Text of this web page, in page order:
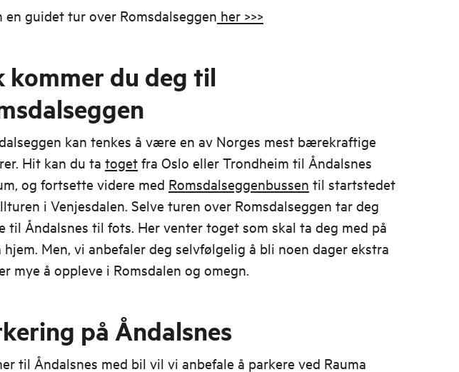
en guidet tur over Romsdalseggen her >>>
kommer du deg til
kan tenkes å være en av Norges mest bærekraftige
Hit kan du ta togetfra Oslo eller Trondheim til Åndalsnes
og fortsette videre med Romsdalseggenbussen til startstedet
i Venjesdalen. Selve turen over Romsdalseggen tar deg
til Åndalsnes til fots. Her venter toget som skal ta deg med på
hjem. Men, vi anbefaler deg selvfølgelig å bli noen dager ekstra
mye å oppleve i Romsdalen og omegn.
på Åndalsnes
til Åndalsnes med bil vil vi anbefale å parkere ved Rauma